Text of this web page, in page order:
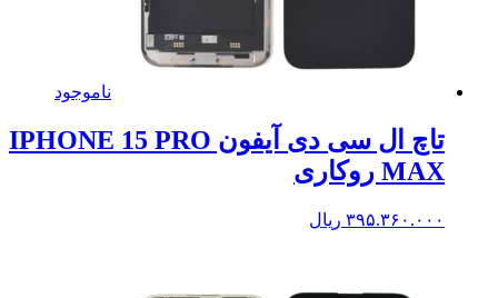
ناموجود
تاچ ال سی دی آیفون IPHONE 15 PRO
MAX روکاری
۳۹۵.۳۶۰.۰۰۰ ریال